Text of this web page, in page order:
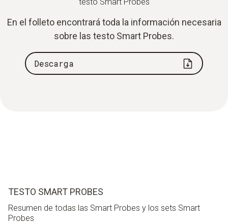
testo Smart Probes
En el folleto encontrará toda la información necesaria
sobre las testo Smart Probes.
Descarga
TESTO SMART PROBES
Resumen de todas las Smart Probes y los sets Smart
Probes